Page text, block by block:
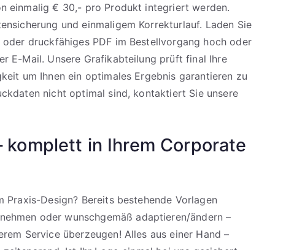
einmalig € 30,- pro Produkt integriert werden.
und einmaligem Korrekturlauf. Laden Sie
druckfähiges PDF im Bestellvorgang hoch oder
E-Mail. Unsere Grafikabteilung prüft final Ihre
um Ihnen ein optimales Ergebnis garantieren zu
nicht optimal sind, kontaktiert Sie unsere
komplett in Ihrem Corporate
Praxis-Design? Bereits bestehende Vorlagen
oder wunschgemäß adaptieren/ändern –
Service überzeugen! Alles aus einer Hand –